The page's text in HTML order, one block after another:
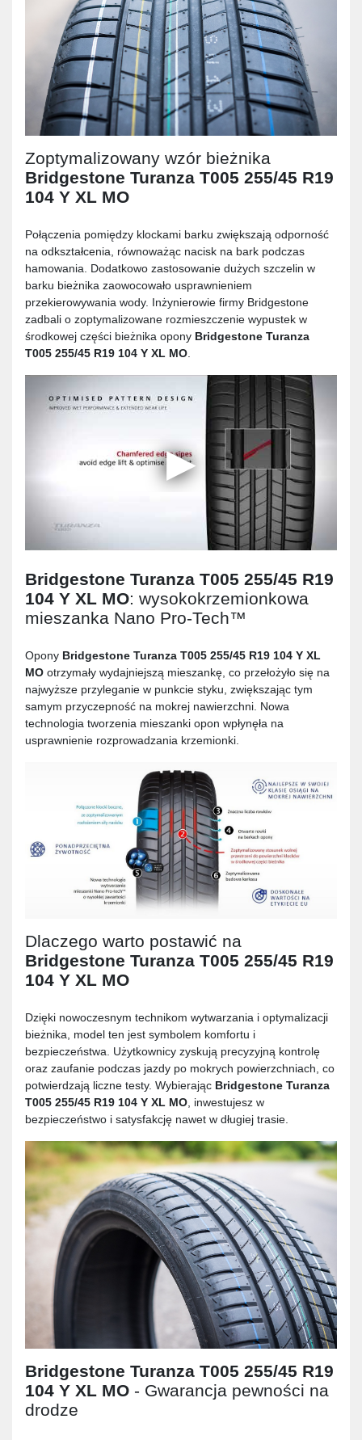
Zoptymalizowany wzór bieżnika
Bridgestone Turanza T005 255/45 R19
104 Y XL MO
Połączenia pomiędzy klockami barku zwiększają odporność
na odkształcenia, równoważąc nacisk na bark podczas
hamowania. Dodatkowo zastosowanie dużych szczelin w
barku bieżnika zaowocowało usprawnieniem
przekierowywania wody. Inżynierowie firmy Bridgestone
zadbali o zoptymalizowane rozmieszczenie wypustek w
środkowej części bieżnika opony Bridgestone Turanza
T005 255/45 R19 104 Y XL MO
Bridgestone Turanza T005 255/45 R19
104 Y XL MO: wysokokrzemionkowa
mieszanka Nano Pro-Tech™
Opony Bridgestone Turanza T005 255/45 R19 104 Y XL
MO otrzymały wydajniejszą mieszankę, co przełożyło się na
najwyższe przyleganie w punkcie styku, zwiększając tym
samym przyczepność na mokrej nawierzchni. Nowa
technologia tworzenia mieszanki opon wpłynęła na
usprawnienie rozprowadzania krzemionki.
Dlaczego warto postawić na
Bridgestone Turanza T005 255/45 R19
104 Y XL MO
Dzięki nowoczesnym technikom wytwarzania i optymalizacji
bieżnika, model ten jest symbolem komfortu i
bezpieczeństwa. Użytkownicy zyskują precyzyjną kontrolę
oraz zaufanie podczas jazdy po mokrych powierzchniach, co
potwierdzają liczne testy. Wybierając Bridgestone Turanza
T005 255/45 R19 104 Y XL MO , inwestujesz w
bezpieczeństwo i satysfakcję nawet w długiej trasie.
Bridgestone Turanza T005 255/45 R19
104 Y XL MO - Gwarancja pewności na
drodze